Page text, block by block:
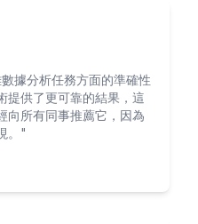
據分析任務方面的準確性
提供了更可靠的結果，這
向所有同事推薦它，因為
"